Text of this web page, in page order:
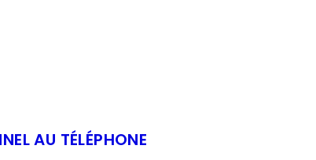
AU TÉLÉPHONE